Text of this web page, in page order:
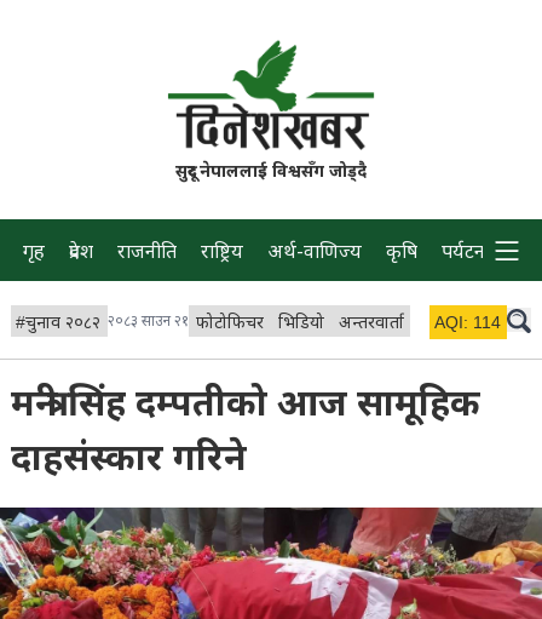
सुदूर नेपाललाई विश्वसँग जोड्दै
गृह प्रदेश राजनीति राष्ट्रिय अर्थ-वाणिज्य कृषि पर्यटन प्रवास
#चुनाव २०८२ २०८३ साउन २१ फोटोफिचर भिडियो अन्तरवार्ता विचार/ब्लग
AQI: 114
मन्त्री सिंह दम्पतीको आज सामूहिक
दाहसंस्कार गरिने